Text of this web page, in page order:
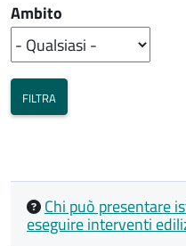
Ambito
Chi può presentare
eseguire interventi